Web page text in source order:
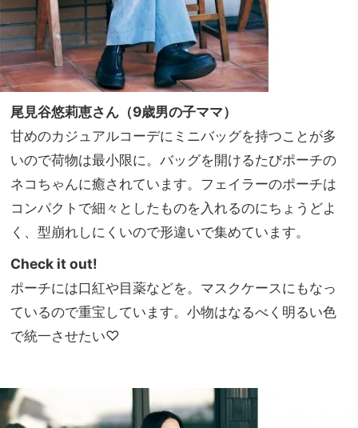
尾見谷悠莉恵さん（9歳男の子ママ）
甘めのカジュアルコーデにミニバッグを持つことが多
いので荷物は最小限に。バッグを開けるたびポーチの
ネコちゃんに癒されています。フェイラーのポーチは
コンパクトで細々としたものを入れるのにちょうどよ
く、型崩れしにくいので形違いで集めています。
Check it out!
ポーチには口紅や目薬などを。マスクケースにもなっ
ているので重宝しています。小物はなるべく明るい色
で統一させたい♡